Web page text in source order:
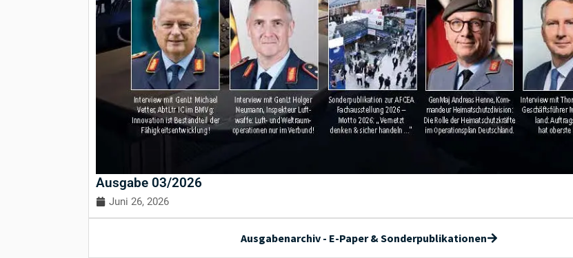
Ausgabe 03/2026
Juni 26, 2026
Ausgabenarchiv - E-Paper & Sonderpublikationen